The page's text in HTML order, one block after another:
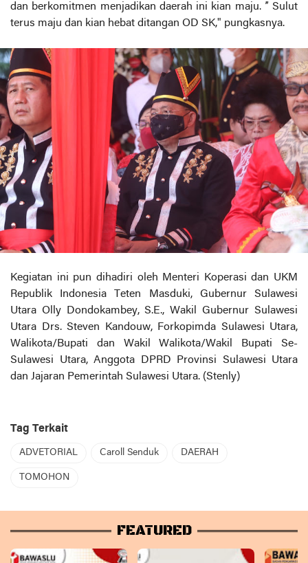
dan berkomitmen menjadikan daerah ini kian maju. ” Sulut
terus maju dan kian hebat ditangan OD SK," pungkasnya.
Kegiatan ini pun dihadiri oleh Menteri Koperasi dan UKM
Republik Indonesia Teten Masduki, Gubernur Sulawesi
Utara Olly Dondokambey, S.E., Wakil Gubernur Sulawesi
Utara Drs. Steven Kandouw, Forkopimda Sulawesi Utara,
Walikota/Bupati dan Wakil Walikota/Wakil Bupati Se-
Sulawesi Utara, Anggota DPRD Provinsi Sulawesi Utara
dan Jajaran Pemerintah Sulawesi Utara. (Stenly)
Tag Terkait
ADVETORIAL Caroll Senduk DAERAH
TOMOHON
FEATURED